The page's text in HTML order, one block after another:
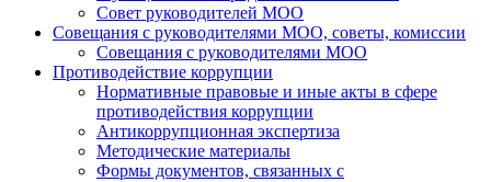
Совет руководителей МОО
Совещания с руководителями МОО, советы, комиссии
Совещания с руководителями МОО
Противодействие коррупции
Нормативные правовые и иные акты в сфере
противодействия коррупции
Антикоррупционная экспертиза
Методические материалы
Формы документов, связанных с